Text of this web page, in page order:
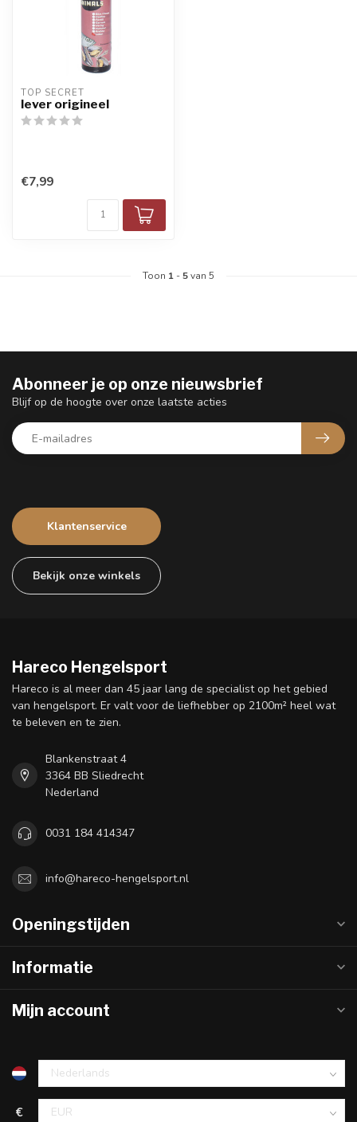
TOP SECRET
lever origineel
€7,99
Toon 1 -5van 5
Klantenservice
Bekijk onze winkels
Abonneer je op onze nieuwsbrief
Blijf op de hoogte over onze laatste acties
Hareco Hengelsport
Hareco is al meer dan 45 jaar lang de specialist op het gebied
van hengelsport. Er valt voor de liefhebber op 2100m² heel wat
te beleven en te zien.
Blankenstraat 4
3364 BB Sliedrecht
Nederland
0031 184 414347
info@hareco-hengelsport.nl
Openingstijden
Informatie
Mijn account
€